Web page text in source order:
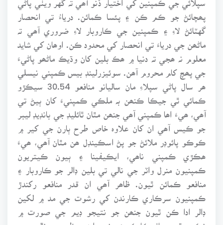
پھچائڻ جو ڪم ڪن ۽ پئسا ڪمائن. درياءُ تي انحصار
گهٽائڻ لاءِ ۽ ڪمپنين جي ڪاروبار لاءِ ضروري آھي تہ
ماڻھن جي درياءَ تي انحصار کي محدود ڪن. اوھان کي شايد
معلوم نہ ھجي تہ دنيا ۾ ھڪ بلين کان وڌيڪ ماڻھو پاڻيءَ
جي پھچ کام محروم آھن. سوئيزرلينڊ بيس ڪمپني نيسلي
ڪمائي ٿي جيڪا ڪنھن بہ ملڪي ڪمپنيءَ کان ٻيڻ تي
آھي، ھيءَ اھا ڪمپني آھي جنھن مٿان ٿائليڊ جي بانڊيڊ ليبر
جو ڪيس آھي ان کان علاوہ خاص طرح ٻارن جي کير ۾
ڪوڪو پائوڊر ملائڻ جو پڻ اسڪينڊل ھن مٿان آھي، ھيءَ
ھڪڙي ڪمپني ناھي، ايڪيفينا ۽ ٻيون ڪيتريون
ڪمپنيون منرل واٽر جي نالي تي بلين ڊالر جو ڪاروبار ۽
منافعو ڪمائن ٿيون. ظاھر آھي ان قدر منافعو رکندڙ
ڪمپنيون سرڪاري ڪارندن کي رشوت جي مد ۾ لکين
ڊالر ادا ڪن ٿيون جنھن جو نتيجو ڊيم جي صورت ۾
نڪري ٿو. درياءُ، ڪا ڪمپني نہ پر ابدي مظھر جو نالو ھجن